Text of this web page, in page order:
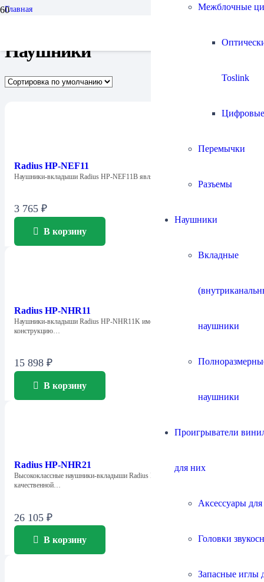
Межблочные
Toslink
Цифровые
Перемычки
Разъемы
Наушники
Вкладные
наушники
наушники
Проигрыватели
для них
Аксессуары
Головки
Запасные иглы
Главная
Наушники
Radius HP-NEF11
Наушники-вкладыши Radius HP-NEF11B являются самой доступной…
3 765 ₽
В корзину
Radius HP-NHR11
Наушники-вкладыши Radius HP-NHR11K имеют высококлассную
конструкцию…
15 898 ₽
В корзину
Radius HP-NHR21
Высококлассные наушники-вкладыши Radius HP-NHR21 обладают
качественной…
26 105 ₽
В корзину